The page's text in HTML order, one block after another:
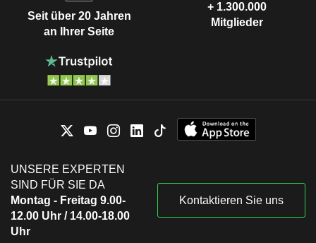
Seit über 20 Jahren
an Ihrer Seite
+ 1.300.000
Mitglieder
UNSERE EXPERTEN
SIND FÜR SIE DA
Montag - Freitag 9.00-
12.00 Uhr / 14.00-18.00
Uhr
Kontaktieren Sie uns